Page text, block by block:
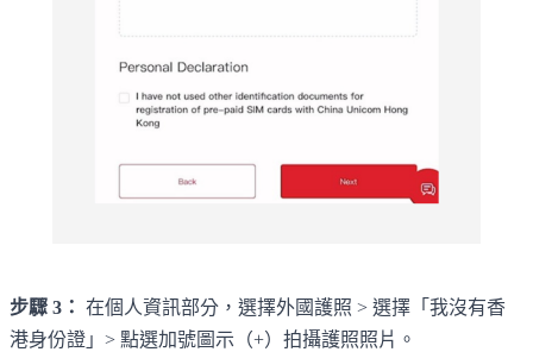
步驟 3： 在個人資訊部分，選擇外國護照 > 選擇「我沒有香
港身份證」> 點選加號圖示（+）拍攝護照照片。